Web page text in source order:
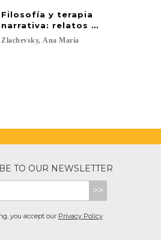
para la superación del
el poder
Filosofía y terapia
narrativa: relatos clínicos
Zlachevsky, Ana María
TO OUR NEWSLETTER
>>
you accept our Privacy Policy